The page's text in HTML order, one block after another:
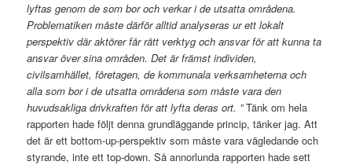
lyftas genom de som bor och verkar i de utsatta områdena.
Problematiken måste därför alltid analyseras ur ett lokalt
perspektiv där aktörer får rätt verktyg och ansvar för att kunna ta
ansvar över sina områden. Det är främst individen,
civilsamhället, företagen, de kommunala verksamheterna och
alla som bor i de utsatta områdena som måste vara den
huvudsakliga drivkraften för att lyfta deras ort. ”Tänk om hela
rapporten hade följt denna grundläggande princip, tänker jag. Att
det är ett bottom-up-perspektiv som måste vara vägledande och
styrande, inte ett top-down. Så annorlunda rapporten hade sett